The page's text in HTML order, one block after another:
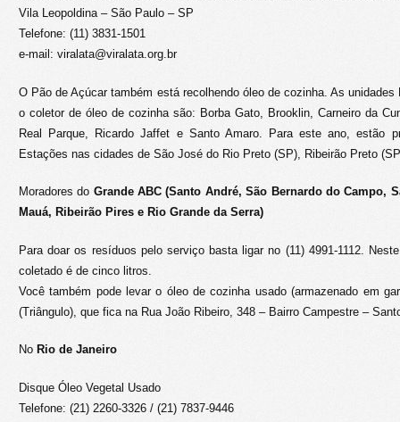
Vila Leopoldina – São Paulo – SP
Telefone: (11) 3831-1501
e-mail: viralata@viralata.org.br
O Pão de Açúcar também está recolhendo óleo de cozinha. As
o coletor de óleo de cozinha são: Borba Gato, Brooklin, Carneiro da
Real Parque, Ricardo Jaffet e Santo Amaro. Para este ano, estão
Estações nas cidades de São José do Rio Preto (SP), Ribeirão Preto
Moradores do Grande ABC (Santo André, São Bernardo do Campo,
Mauá, Ribeirão Pires e Rio Grande da Serra)
Para doar os resíduos pelo serviço basta ligar no (11) 4991-1112.
coletado é de cinco litros.
Você também pode levar o óleo de cozinha usado (armazenado em
(Triângulo), que fica na Rua João Ribeiro, 348 – Bairro Campestre –
No Rio de Janeiro
Disque Óleo Vegetal Usado
Telefone: (21) 2260-3326 / (21) 7837-9446